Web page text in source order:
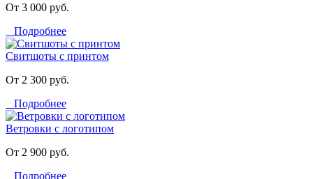
От 3 000 руб.
Подробнее
Свитшоты с принтом
От 2 300 руб.
Подробнее
Ветровки с логотипом
От 2 900 руб.
Подробнее